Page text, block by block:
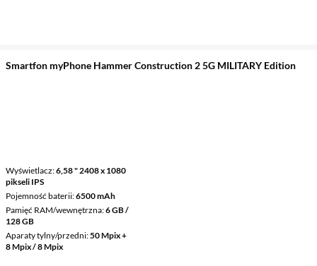
Smartfon myPhone Hammer Construction 2 5G MILITARY Edition
Wyświetlacz 6,58 " 2408 x 1080
pikseli IPS
Pojemność baterii 6500 mAh
Pamięć RAM/wewnętrzna 6 GB /
128 GB
Aparaty tylny/przedni 50 Mpix +
8 Mpix / 8 Mpix